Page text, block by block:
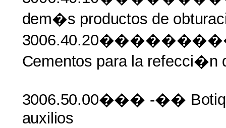
dem�s productos de
Cementos para la refecci�n
3006.50.00��� -��
auxilios